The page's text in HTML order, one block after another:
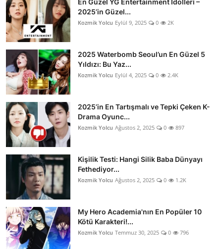
En Güzel YG Entertainment İdolleri –
2025’in Güzel...
Kozmik Yolcu Eylül 9, 2025 0 2K
2025 Waterbomb Seoul’un En Güzel 5
Yıldızı: Bu Yaz...
Kozmik Yolcu Eylül 4, 2025 0 2.4K
2025’in En Tartışmalı ve Tepki Çeken K-
Drama Oyunc...
Kozmik Yolcu Ağustos 2, 2025 0 897
Kişilik Testi: Hangi Silik Baba Dünyayı
Fethediyor...
Kozmik Yolcu Ağustos 2, 2025 0 1.2K
My Hero Academia'nın En Popüler 10
Kötü Karakteri!...
Kozmik Yolcu Temmuz 30, 2025 0 796